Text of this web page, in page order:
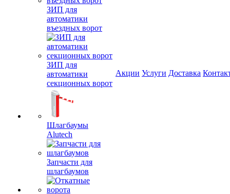
ЗИП для
автоматики
въездных ворот
ЗИП для
автоматики
секционных ворот
Шлагбаумы
Alutech
Запчасти для
шлагбаумов
Акции Услуги Доставка